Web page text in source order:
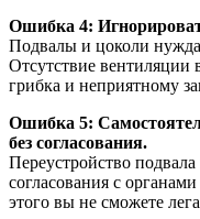
Ошибка 4:
Подвалы и цоколи
Отсутствие вентиляции
грибка и неприятному
Ошибка 5:
без согласования.
Переустройство
согласования с
этого вы не сможете